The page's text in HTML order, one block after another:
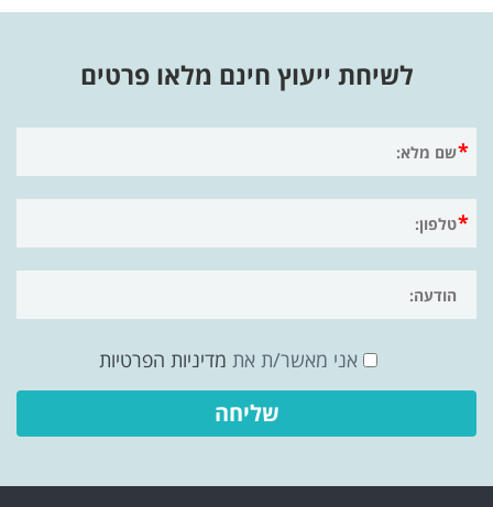
לשיחת ייעוץ חינם מלאו פרטים
אני מאשר/ת את מדיניות הפרטיות